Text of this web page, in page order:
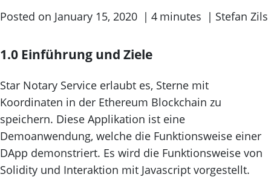
Posted on January 15, 2020 | 4 minutes | Stefan Zils
1.0 Einführung und Ziele
Star Notary Service erlaubt es, Sterne mit
Koordinaten in der Ethereum Blockchain zu
speichern. Diese Applikation ist eine
Demoanwendung, welche die Funktionsweise einer
DApp demonstriert. Es wird die Funktionsweise von
Solidity und Interaktion mit Javascript vorgestellt.